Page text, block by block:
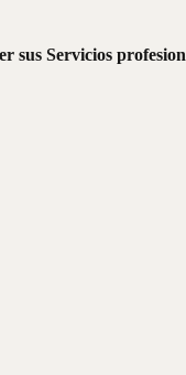
sus Servicios